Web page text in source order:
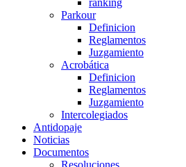
ranking
Parkour
Definicion
Reglamentos
Juzgamiento
Acrobática
Definicion
Reglamentos
Juzgamiento
Intercolegiados
Antidopaje
Noticias
Documentos
Resoluciones